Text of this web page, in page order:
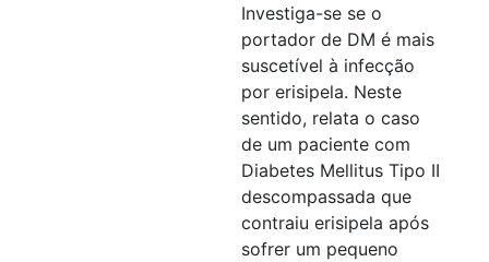
Investiga-se se o
portador de DM é mais
suscetível à infecção
por erisipela. Neste
sentido, relata o caso
de um paciente com
Diabetes Mellitus Tipo II
descompassada que
contraiu erisipela após
sofrer um pequeno